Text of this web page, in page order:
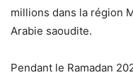
millions dans la région
Arabie saoudite.
Pendant le Ramadan